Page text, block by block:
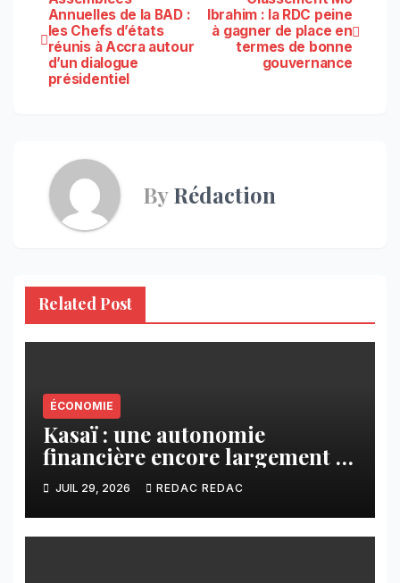
Navigation
de
l’article
Ibrahim : la RDC peine
à gagner de place en
termes de bonne
gouvernance
Annuelles de la BAD :
les Chefs d’états
réunis à Accra autour
d’un dialogue
présidentiel
ByRédaction
Related Post
ÉCONOMIE
Kasaï : une autonomie
financière encore largement à
construire -Chronique du
journaliste Janderson
Nyembue
JUIL 29, 2026 REDAC REDAC